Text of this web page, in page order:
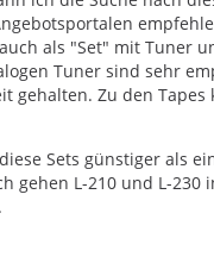
als "Set" mit Tuner
Tuner sind sehr
gehalten. Zu den Tapes
Sets günstiger als
gehen L-210 und L-230